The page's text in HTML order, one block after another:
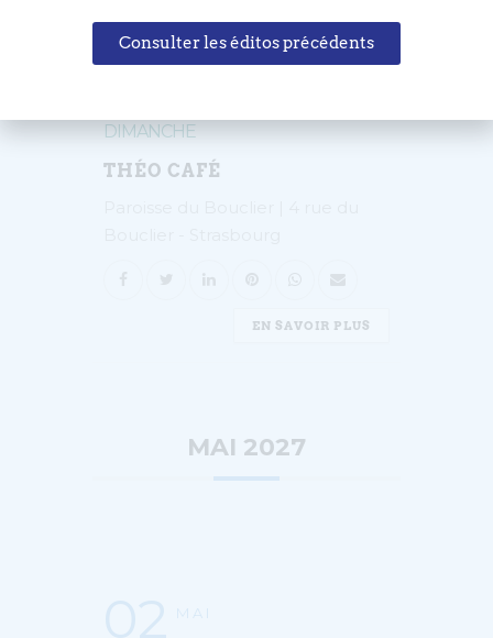
04 AVRIL
DIMANCHE
THÉO CAFÉ
EN SAVOIR PLUS
MAI 2027
Consulter les éditos précédents